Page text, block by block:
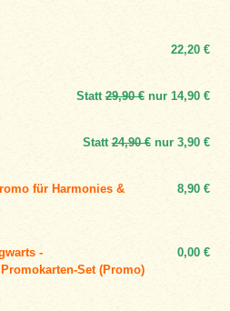
22,20 €
Statt29,90 €nur 14,90 €
Statt24,90 €nur 3,90 €
für Harmonies &
8,90 €
-
Set (Promo)
0,00 €